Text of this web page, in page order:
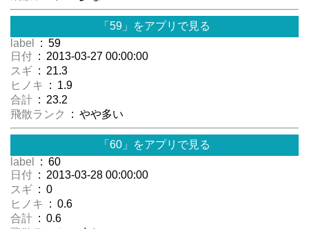
「59」をアプリで見る
label
: 59
日付 : 2013-03-27 00:00:00
スギ : 21.3
ヒノキ
: 1.9
合計 : 23.2
飛散ランク
: やや多い
「60」をアプリで見る
label
: 60
日付 : 2013-03-28 00:00:00
スギ : 0
ヒノキ
: 0.6
合計 : 0.6